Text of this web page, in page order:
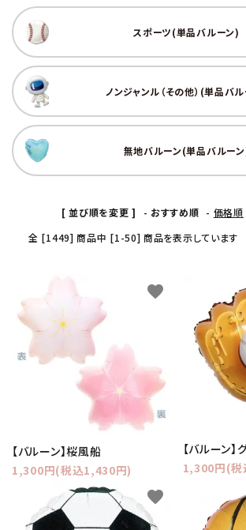
スポーツ(単品バルーン)
ノンジャンル（その他）(単品バ
無地バルーン(単品バルー
[ 並び順を変更 ] - おすすめ順 - 価格順
全 [1449] 商品中 [1-50] 商品を表示しています
【バルーン】桜風船
1,300円(税込1,430円)
favorite
【バルーン】
1,300円(
favorite